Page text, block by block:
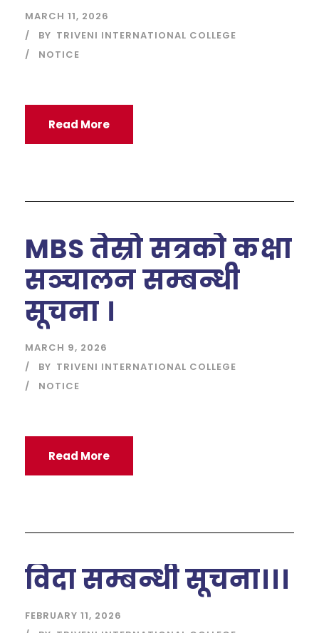
MARCH 11, 2026
BY TRIVENI INTERNATIONAL COLLEGE
NOTICE
Read More
MBS तेस्रो सत्रको कक्षा
सञ्चालन सम्बन्धी
सूचना ।
MARCH 9, 2026
BY TRIVENI INTERNATIONAL COLLEGE
NOTICE
Read More
विदा सम्बन्धी सूचना।।।
FEBRUARY 11, 2026